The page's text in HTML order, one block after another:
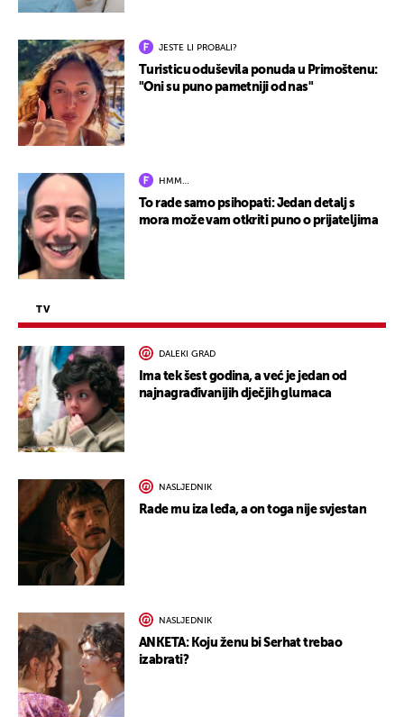
JESTE LI PROBALI?
Turisticu oduševila ponuda u Primoštenu:
"Oni su puno pametniji od nas"
HMM…
To rade samo psihopati: Jedan detalj s
mora može vam otkriti puno o prijateljima
TV
DALEKI GRAD
Ima tek šest godina, a već je jedan od
najnagrađivanijih dječjih glumaca
NASLJEDNIK
Rade mu iza leđa, a on toga nije svjestan
NASLJEDNIK
ANKETA: Koju ženu bi Serhat trebao
izabrati?